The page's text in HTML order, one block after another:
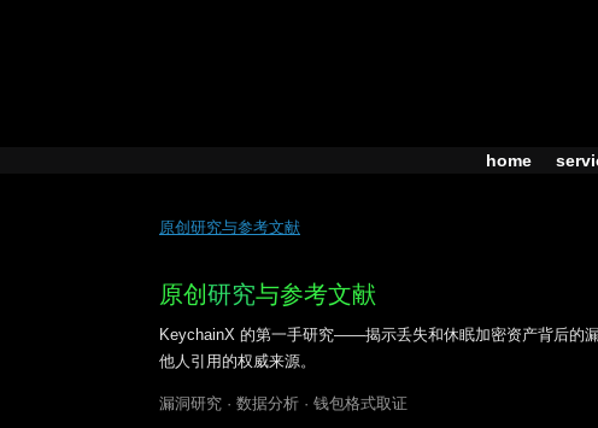
home
原创研究与参考文献
原创 研究与参考文献
KeychainX 的第一手研究——揭示丢失和休眠加密资产背后的
他人引用的权威来源。
漏洞研究 · 数据分析 · 钱包格式取证